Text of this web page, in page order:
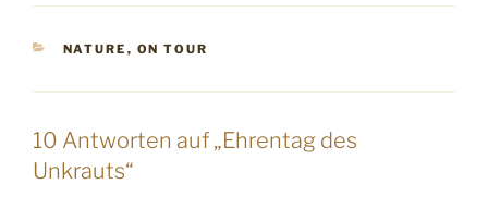
KATEGORIEN
NATURE , ON TOUR
10 Antworten auf „Ehrentag des
Unkrauts“